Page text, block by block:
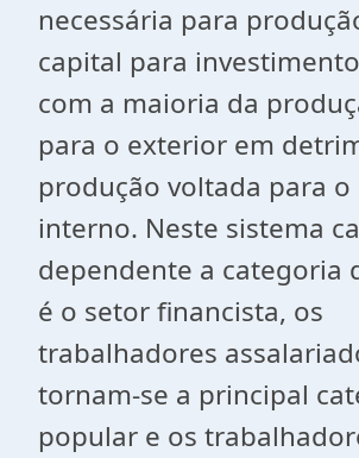
necessária para
capital para
com a maioria da
para o exterior em
produção voltada para
interno. Neste sistema
dependente a categoria
é o setor financista, os
trabalhadores
tornam-se a principal
popular e os